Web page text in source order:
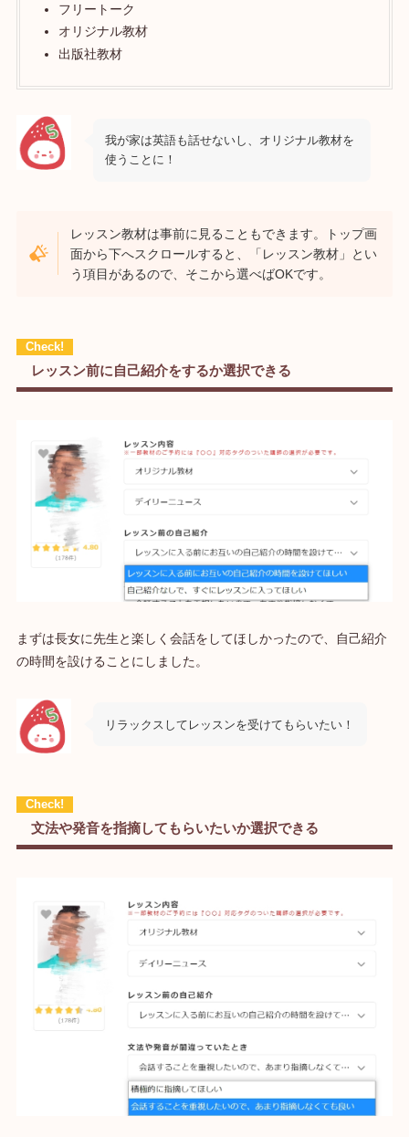
フリートーク
オリジナル教材
出版社教材
我が家は英語も話せないし、オリジナル教材を
使うことに！
レッスン教材は事前に見ることもできます。トップ画
面から下へスクロールすると、「レッスン教材」とい
う項目があるので、そこから選べばOKです。
レッスン前に自己紹介をするか選択できる
まずは長女に先生と楽しく会話をしてほしかったので、自己紹介
の時間を設けることにしました。
リラックスしてレッスンを受けてもらいたい！
文法や発音を指摘してもらいたいか選択できる